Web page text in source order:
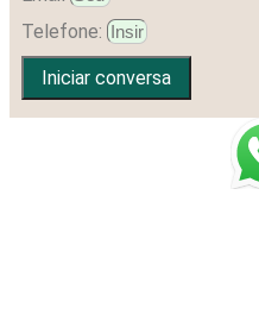
Telefone:
Iniciar conversa